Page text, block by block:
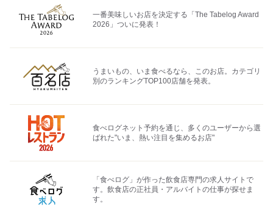
一番美味しいお店を決定する「The Tabelog Award
2026」ついに発表！
うまいもの、いま食べるなら、このお店。カテゴリ
別のランキングTOP100店舗を発表。
食べログネット予約を通じ、多くのユーザーから選
ばれた"いま、熱い注目を集めるお店"
「食べログ」が作った飲食店専門の求人サイトで
す。飲食店の正社員・アルバイトの仕事が探せま
す。